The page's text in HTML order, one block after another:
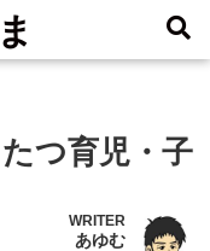
つ育児・子
WRITER
あゆむ